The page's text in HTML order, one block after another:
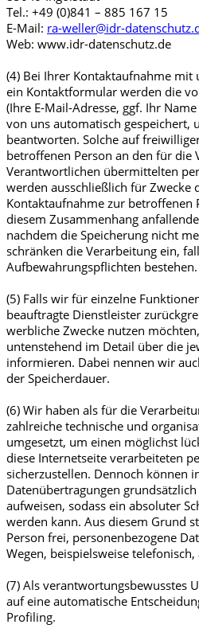
Tel.: +49 (0)841 – 885 167 15
E-Mail: ra-weller@idr-
Web: www.idr-datenschutz.de
(4) Bei Ihrer Kontaktaufnahme mit
ein Kontaktformular werden die
(Ihre E-Mail-Adresse, ggf. Ihr
von uns automatisch gespeichert,
beantworten. Solche auf
betroffenen Person an den für die
Verantwortlichen übermittelten
werden ausschließlich für Zwecke
Kontaktaufnahme zur betroffenen
diesem Zusammenhang
nachdem die Speicherung nicht
schränken die Verarbeitung ein,
Aufbewahrungspflichten bestehen.
(5) Falls wir für einzelne
beauftragte Dienstleister
werbliche Zwecke nutzen
untenstehend im Detail über die
informieren. Dabei nennen wir
der Speicherdauer.
(6) Wir haben als für die
zahlreiche technische und
umgesetzt, um einen möglichst
diese Internetseite verarbeiteten
sicherzustellen. Dennoch können
Datenübertragungen
aufweisen, sodass ein absoluter
werden kann. Aus diesem Grund
Person frei, personenbezogene
Wegen, beispielsweise
(7) Als verantwortungsbewusstes
auf eine automatische
Profiling.